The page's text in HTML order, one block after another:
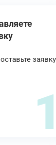
заявку
1